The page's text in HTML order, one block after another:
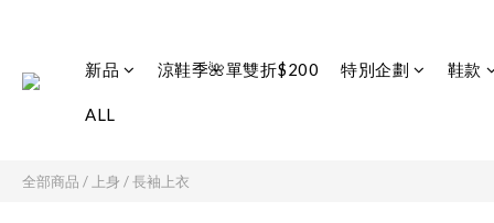
新品 涼鞋季🌺單雙折$200 特別企劃 鞋款
ALL
全部商品 / 上身 /長袖上衣